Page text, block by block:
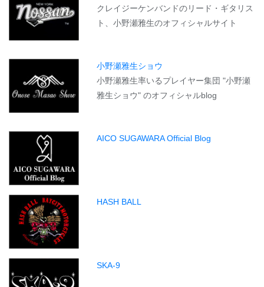
クレイジーケンバンドのリード・ギタリス
ト、小野瀬雅生のオフィシャルサイト
小野瀬雅生ショウ
小野瀬雅生率いるプレイヤー集団 "小野瀬
雅生ショウ" のオフィシャルblog
AICO SUGAWARA Official Blog
HASH BALL
SKA-9